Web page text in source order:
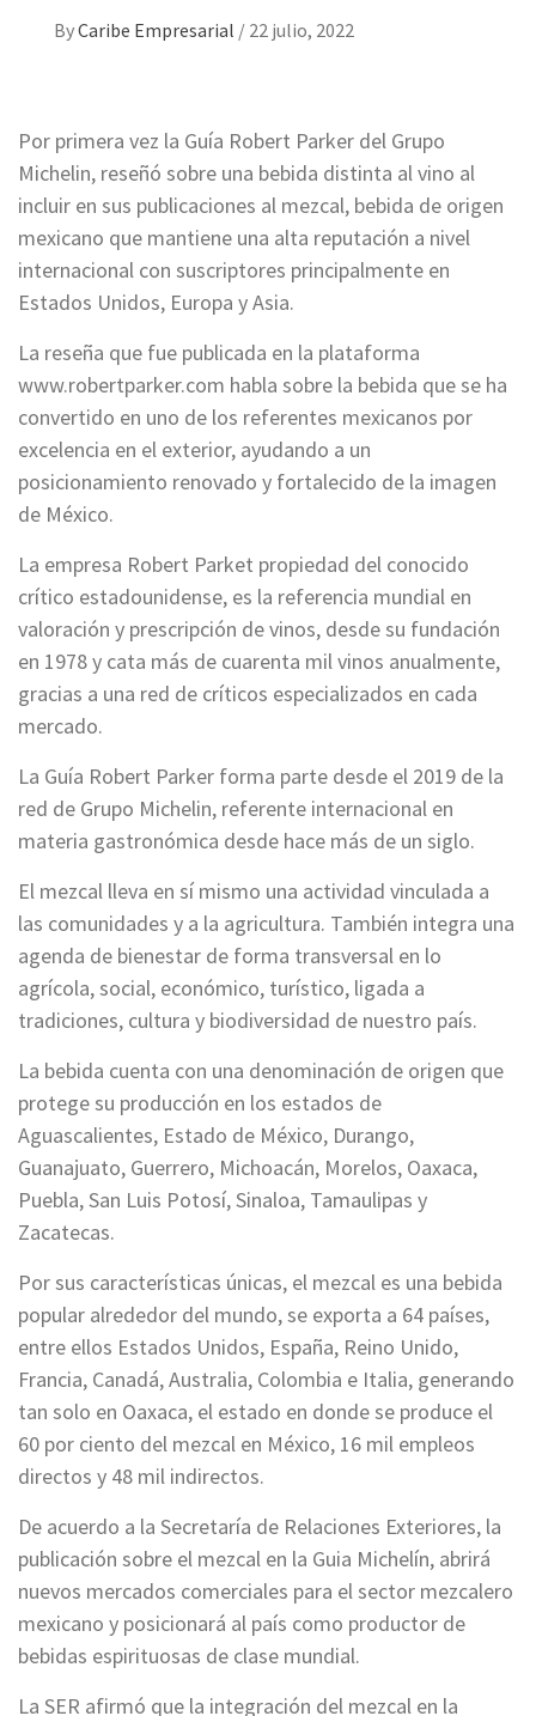
ByCaribe Empresarial / 22 julio, 2022
Por primera vez la Guía Robert Parker del Grupo
Michelin, reseñó sobre una bebida distinta al vino al
incluir en sus publicaciones al mezcal, bebida de origen
mexicano que mantiene una alta reputación a nivel
internacional con suscriptores principalmente en
Estados Unidos, Europa y Asia.
La reseña que fue publicada en la plataforma
www.robertparker.com habla sobre la bebida que se ha
convertido en uno de los referentes mexicanos por
excelencia en el exterior, ayudando a un
posicionamiento renovado y fortalecido de la imagen
de México.
La empresa Robert Parket propiedad del conocido
crítico estadounidense, es la referencia mundial en
valoración y prescripción de vinos, desde su fundación
en 1978 y cata más de cuarenta mil vinos anualmente,
gracias a una red de críticos especializados en cada
mercado.
La Guía Robert Parker forma parte desde el 2019 de la
red de Grupo Michelin, referente internacional en
materia gastronómica desde hace más de un siglo.
El mezcal lleva en sí mismo una actividad vinculada a
las comunidades y a la agricultura. También integra una
agenda de bienestar de forma transversal en lo
agrícola, social, económico, turístico, ligada a
tradiciones, cultura y biodiversidad de nuestro país.
La bebida cuenta con una denominación de origen que
protege su producción en los estados de
Aguascalientes, Estado de México, Durango,
Guanajuato, Guerrero, Michoacán, Morelos, Oaxaca,
Puebla, San Luis Potosí, Sinaloa, Tamaulipas y
Zacatecas.
Por sus características únicas, el mezcal es una bebida
popular alrededor del mundo, se exporta a 64 países,
entre ellos Estados Unidos, España, Reino Unido,
Francia, Canadá, Australia, Colombia e Italia, generando
tan solo en Oaxaca, el estado en donde se produce el
60 por ciento del mezcal en México, 16 mil empleos
directos y 48 mil indirectos.
De acuerdo a la Secretaría de Relaciones Exteriores, la
publicación sobre el mezcal en la Guia Michelín, abrirá
nuevos mercados comerciales para el sector mezcalero
mexicano y posicionará al país como productor de
bebidas espirituosas de clase mundial.
La SER afirmó que la integración del mezcal en la